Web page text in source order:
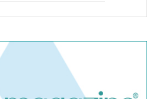
límites del seguro médico
de hantavirus fuera de España